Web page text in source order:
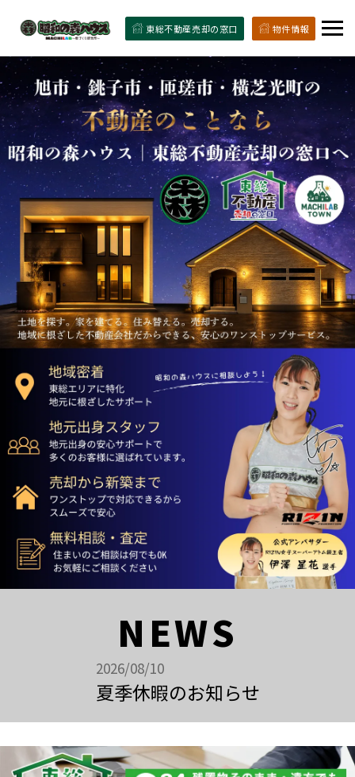
物件情報
東総不動産売却の窓口
NEWS
2026/08/10
夏季休暇のお知らせ